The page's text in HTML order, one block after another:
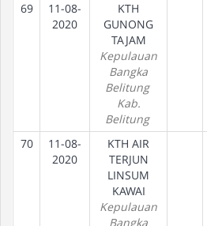
69
11-08-
2020
KTH
GUNONG
TAJAM
Kepulauan
Bangka
Belitung
Kab.
Belitung
70
11-08-
2020
KTH AIR
TERJUN
LINSUM
KAWAI
Kepulauan
Bangka